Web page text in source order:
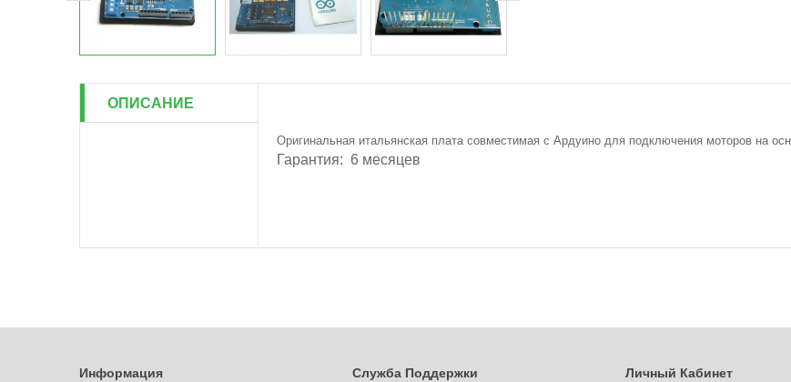
ОПИСАНИЕ
Оригинальная итальянская плата совместимая с Ардуино для подключения моторов на
Гарантия: 6 месяцев
Информация Служба Поддержки Личный Кабинет